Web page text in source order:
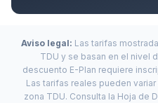
Aviso legal: Las tarifas
TDU y se basan en el nivel
descuento E-Plan requiere
Las tarifas reales pueden
zona TDU. Consulta la Hoja de